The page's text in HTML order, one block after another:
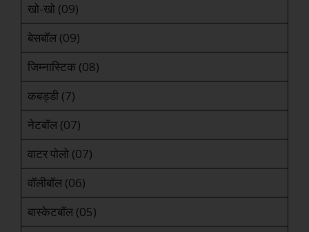
खो-खो (09)
बेसबॉल (09)
जिम्नास्टिक (08)
कबड्डी (7)
नेटबॉल (07)
वाटर पोलो (07)
वॉलीबॉल (06)
बास्केटबॉल (05)